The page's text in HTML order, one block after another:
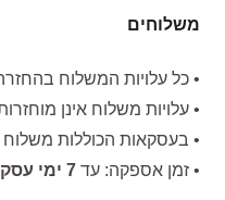
משלוחים
• כל עלויות המשלוח
• עלויות משלוח אינן
• בעסקאות הכוללות
• זמן אספקה: עד 7 ימי עסקים